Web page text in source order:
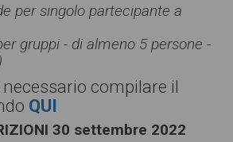
per singolo partecipante a
gruppi - di almeno 5 persone -
compilare il
QUI
30 settembre 2022